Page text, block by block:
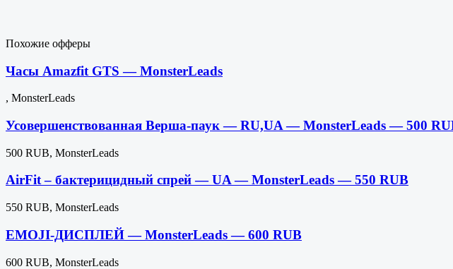
Похожие офферы
Часы Amazfit GTS — MonsterLeads
, MonsterLeads
Усовершенствованная Верша-паук — RU,UA — MonsterLeads — 500
500 RUB, MonsterLeads
AirFit – бактерицидный спрей — UA — MonsterLeads — 550 RUB
550 RUB, MonsterLeads
EMOJI-ДИСПЛЕЙ — MonsterLeads — 600 RUB
600 RUB, MonsterLeads